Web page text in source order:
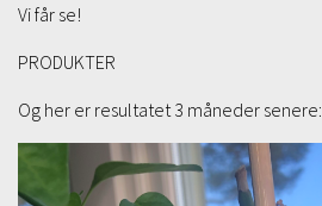
Vi får se!
PRODUKTER
Og her er resultatet 3 måneder senere: